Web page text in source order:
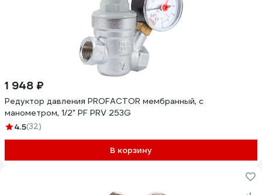
1 948 ₽
Редуктор давления PROFACTOR мембранный, с
манометром, 1/2" PF PRV 253G
4.5(32)
В корзину